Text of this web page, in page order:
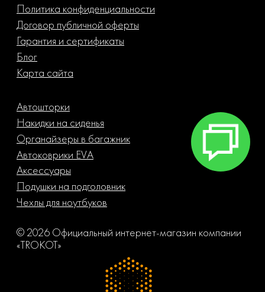
Политика конфиденциальности
Договор публичной оферты
Гарантия и сертификаты
Блог
Карта сайта
Автошторки
Накидки на сиденья
Органайзеры в багажник
Автоковрики EVA
Аксессуары
Подушки на подголовник
Чехлы для ноутбуков
© 2026 Официальный интернет-магазин компании
«TROKOT»